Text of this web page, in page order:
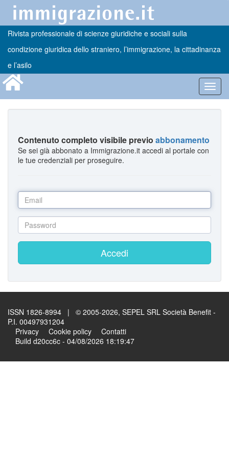
Rivista professionale di scienze giuridiche e sociali sulla
condizione giuridica dello straniero, l’immigrazione, la cittadinanza
e l’asilo
Contenuto completo visibile previo abbonamento
Se sei già abbonato a Immigrazione.it accedi al portale con
le tue credenziali per proseguire.
Accedi
ISSN 1826-8994 | © 2005-2026, SEPEL SRL Società Benefit -
P.I. 00497931204
Privacy
Cookie policy
Contatti
Build d20cc6c - 04/08/2026 18:19:47